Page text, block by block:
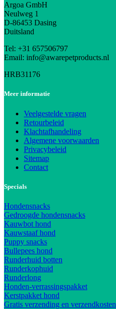
Argoa GmbH
Neulweg 1
D-86453 Dasing
Duitsland
Tel: +31 657506797
Email: info@awarepetproducts.nl
HRB31176
Meer informatie
Veelgestelde vragen
Retourbeleid
Klachtafhandeling
Algemene voorwaarden
Privacybeleid
Sitemap
Contact
Specials
Hondensnacks
Gedroogde hondensnacks
Kauwbot hond
Kauwstaaf hond
Puppy snacks
Bullepees hond
Runderhuid botten
Runderkophuid
Runderlong
Honden-verrassingspakket
Kerstpakket hond
Gratis verzending en verzendkosten